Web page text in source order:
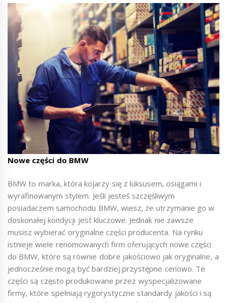
Nowe części do BMW
BMW to marka, która kojarzy się z luksusem, osiągami i
wyrafinowanym stylem. Jeśli jesteś szczęśliwym
posiadaczem samochodu BMW, wiesz, że utrzymanie go w
doskonałej kondycji jest kluczowe. Jednak nie zawsze
musisz wybierać oryginalne części producenta. Na rynku
istnieje wiele renomowanych firm oferujących nowe części
do BMW, które są równie dobre jakościowo jak oryginalne, a
jednocześnie mogą być bardziej przystępne cenowo. Te
części są często produkowane przez wyspecjalizowane
firmy, które spełniają rygorystyczne standardy jakości i są